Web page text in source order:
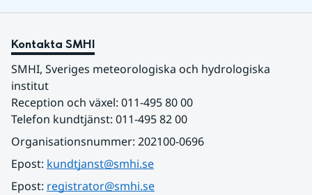
Kontakta SMHI
SMHI, Sveriges meteorologiska och hydrologiska
institut
Reception och växel: 011-495 80 00
Telefon kundtjänst: 011-495 82 00
Organisationsnummer: 202100-0696
Epost: kundtjanst@smhi.se
Epost: registrator@smhi.se